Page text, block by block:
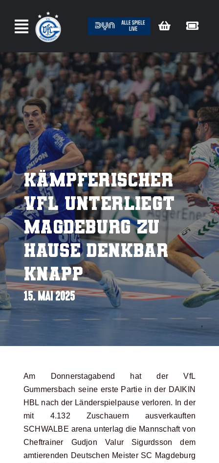
Inhalt
springen
Kämpferischer
VfL unterliegt
Magdeburg zu
Hause denkbar
knapp
15. MAI 2025
Am Donnerstagabend hat der VfL
Gummersbach seine erste Partie in der DAIKIN
HBL nach der Länderspielpause verloren. In der
mit 4.132 Zuschauern ausverkauften
SCHWALBE arena unterlag die Mannschaft von
Cheftrainer Gudjon Valur Sigurdsson dem
amtierenden Deutschen Meister SC Magdeburg